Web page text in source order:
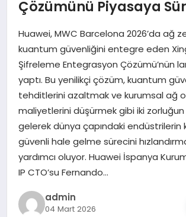
SIYASET
SPOR
TEKNOLOJI
YAŞAM
Çözümünü Piyasaya
Huawei, MWC Barcelona 2026’da ağ
kuantum güvenliğini entegre eden
Şifreleme Entegrasyon Çözümü’nün
yaptı. Bu yenilikçi çözüm, kuantum
tehditlerini azaltmak ve kurumsal ağ
maliyetlerini düşürmek gibi iki
gelerek dünya çapındaki endüstrilerin
güvenli hale gelme sürecini
yardımcı oluyor. Huawei İspanya
IP CTO’su Fernando…
admin
04 Mart 2026